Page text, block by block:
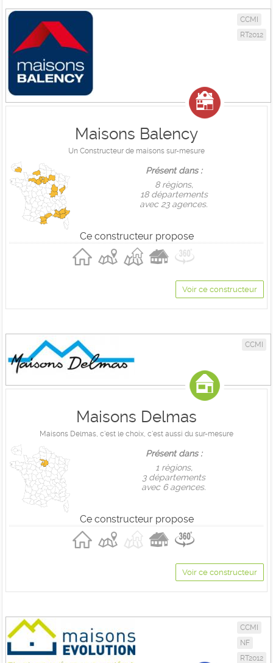
CCMI
RT2012
Maisons Balency
Un Constructeur de maisons sur-mesure
Présent dans :
8 règions,
18 départements
avec 23 agences.
Ce constructeur propose
Voir ce constructeur
CCMI
Maisons Delmas
Maisons Delmas, c'est le choix, c'est aussi du sur-mesure
Présent dans :
1 règions,
3 départements
avec 6 agences.
Ce constructeur propose
Voir ce constructeur
CCMI
NF
RT2012